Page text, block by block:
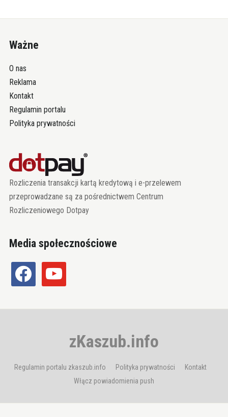
Ważne
O nas
Reklama
Kontakt
Regulamin portalu
Polityka prywatności
Rozliczenia transakcji kartą kredytową i e-przelewem
przeprowadzane są za pośrednictwem Centrum
Rozliczeniowego Dotpay
Media społecznościowe
facebook youtube
zKaszub.info
Regulamin portalu zkaszub.info Polityka prywatności
Kontakt
Włącz powiadomienia push